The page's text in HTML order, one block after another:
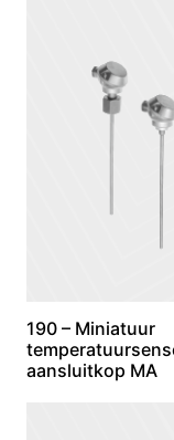
190 – Miniatuur
aansluitkop MA